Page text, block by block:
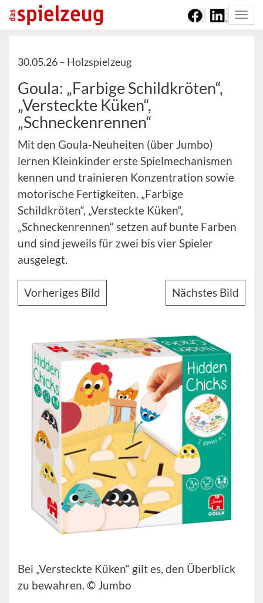
30.05.26 – Holzspielzeug
Goula: „Farbige Schildkröten“,
„Versteckte Küken“,
„Schneckenrennen“
Mit den Goula-Neuheiten (über Jumbo)
lernen Kleinkinder erste Spielmechanismen
kennen und trainieren Konzentration sowie
motorische Fertigkeiten. „Farbige
Schildkröten“, „Versteckte Küken“,
„Schneckenrennen“ setzen auf bunte Farben
und sind jeweils für zwei bis vier Spieler
ausgelegt.
Vorheriges Bild Nächstes Bild
Bei „Versteckte Küken“ gilt es, den Überblick
zu bewahren. © Jumbo